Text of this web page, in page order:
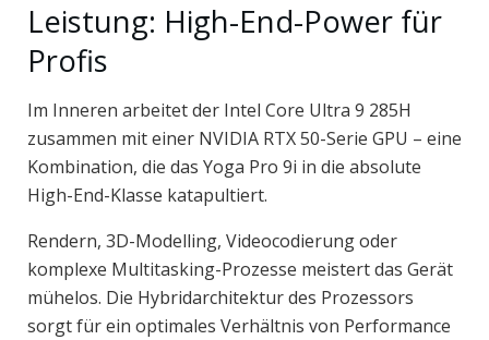
Leistung: High-End-Power für
Profis
Im Inneren arbeitet der Intel Core Ultra 9 285H
zusammen mit einer NVIDIA RTX 50-Serie GPU – eine
Kombination, die das Yoga Pro 9i in die absolute
High-End-Klasse katapultiert.
Rendern, 3D-Modelling, Videocodierung oder
komplexe Multitasking-Prozesse meistert das Gerät
mühelos. Die Hybridarchitektur des Prozessors
sorgt für ein optimales Verhältnis von Performance